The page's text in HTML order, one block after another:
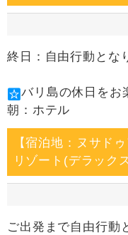
終日：自由行動とな
バリ島の休日をお
朝：ホテル
【宿泊地：ヌサド
リゾート(デラック
ご出発まで自由行動